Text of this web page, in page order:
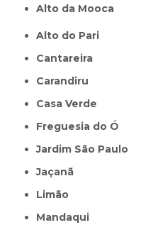
Alto da Mooca
Alto do Pari
Cantareira
Carandiru
Casa Verde
Freguesia do Ó
Jardim São Paulo
Jaçanã
Limão
Mandaqui